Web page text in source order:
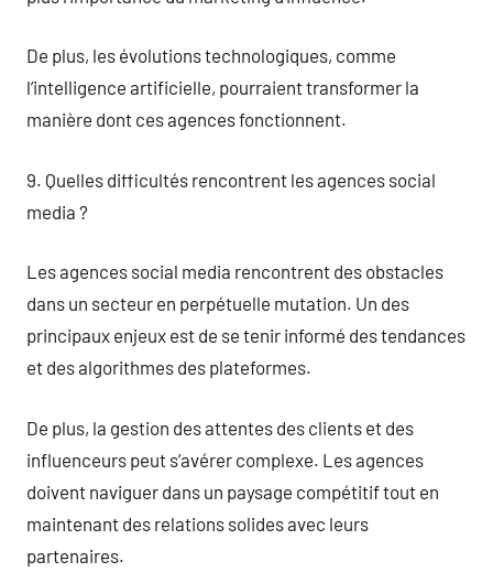
De plus, les évolutions technologiques, comme
l’intelligence artificielle, pourraient transformer la
manière dont ces agences fonctionnent.
9. Quelles difficultés rencontrent les agences social
media ?
Les agences social media rencontrent des obstacles
dans un secteur en perpétuelle mutation. Un des
principaux enjeux est de se tenir informé des tendances
et des algorithmes des plateformes.
De plus, la gestion des attentes des clients et des
influenceurs peut s’avérer complexe. Les agences
doivent naviguer dans un paysage compétitif tout en
maintenant des relations solides avec leurs
partenaires.